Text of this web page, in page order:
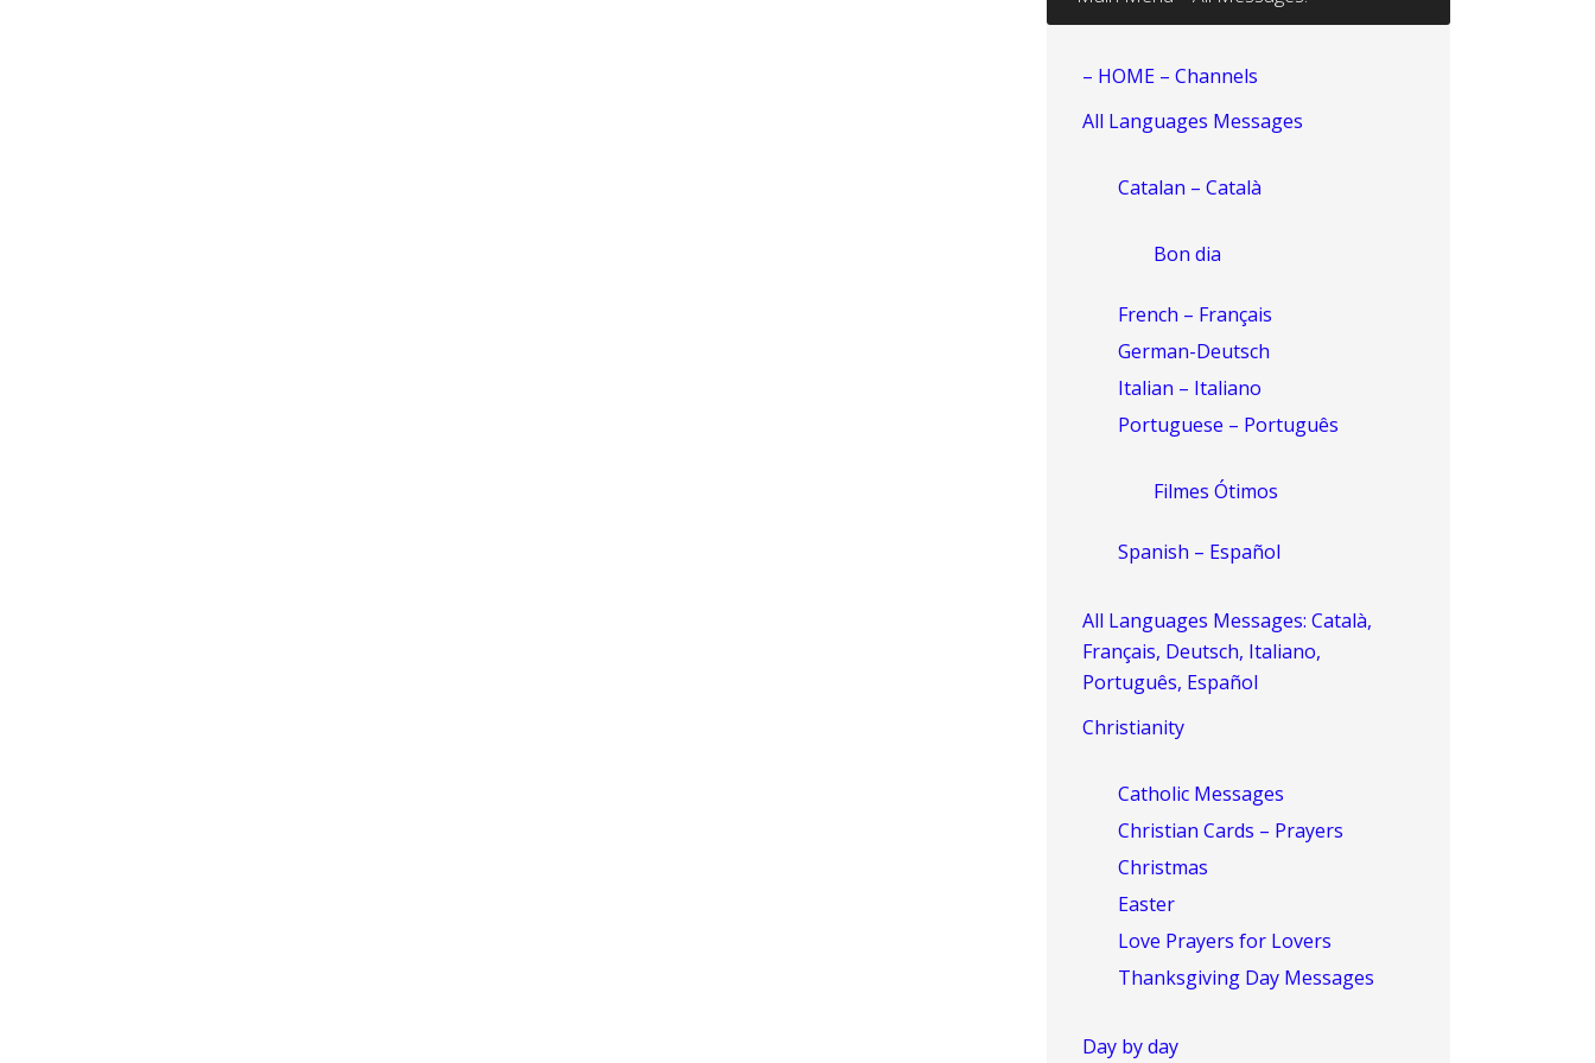
– HOME – Channels
All Languages Messages
Catalan – Català
Bon dia
French – Français
German-Deutsch
Italian – Italiano
Portuguese – Português
Filmes Ótimos
Spanish – Español
All Languages Messages: Català,
Français, Deutsch, Italiano,
Português, Español
Christianity
Catholic Messages
Christian Cards – Prayers
Christmas
Easter
Love Prayers for Lovers
Thanksgiving Day Messages
Day by day